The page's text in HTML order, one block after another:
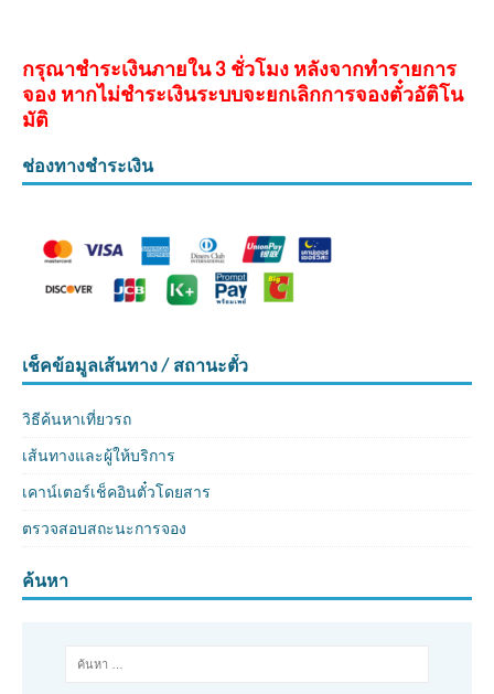
กรุณาชำระเงินภายใน 3 ชั่วโมง หลังจากทำรายการ
จอง หากไม่ชำระเงินระบบจะยกเลิกการจองตั๋วอัติโน
มัติ
ช่องทางชำระเงิน
เช็คข้อมูลเส้นทาง / สถานะตั๋ว
วิธีค้นหาเที่ยวรถ
เส้นทางและผู้ให้บริการ
เคาน์เตอร์เช็คอินตั๋วโดยสาร
ตรวจสอบสถะนะการจอง
ค้นหา